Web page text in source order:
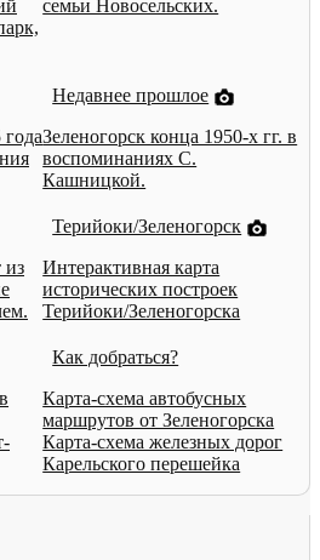
семьи Новосельских.
Недавнее прошлое
Зеленогорск конца 1950-х гг. в
воспоминаниях С.
Кашницкой.
из
Терийоки/Зеленогорск
Интерактивная карта
исторических построек
Терийоки/Зеленогорска
Как добраться?
Карта-схема автобусных
маршрутов от Зеленогорска
Карта-схема железных дорог
Карельского перешейка